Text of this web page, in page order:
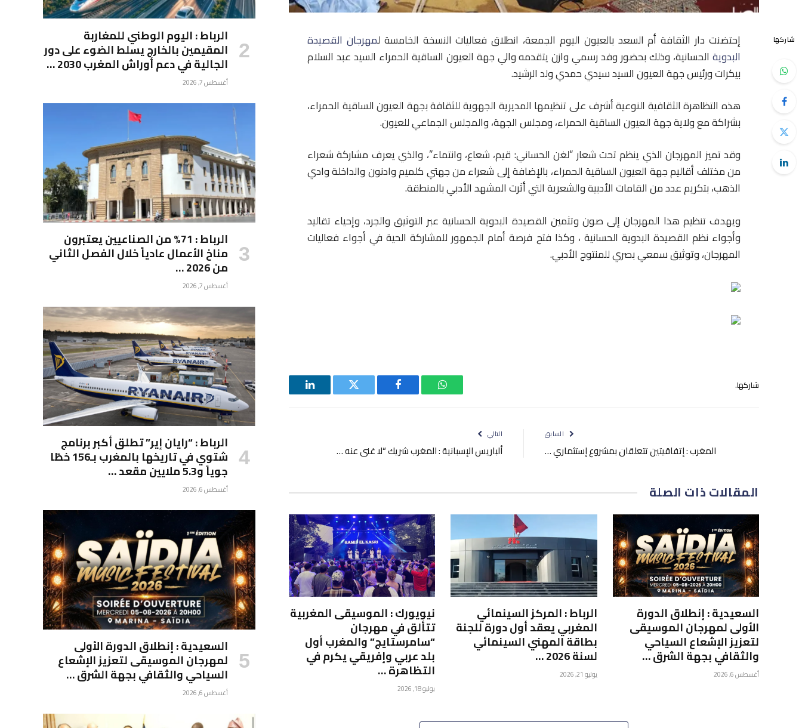
شاركها إحتضنت دار الثقافة أم السعد بالعيون اليوم الجمعة، انطلاق فعاليات النسخة الخامسة لمهرجان القصيدة
البدوية الحسانية، وذلك بحضور وفد رسمي وازن يتقدمه والي جهة العيون الساقية الحمراء السيد عبد السلام
بيكرات ورئيس جهة العيون السيد سيدي حمدي ولد الرشيد.
هذه التظاهرة الثقافية النوعية أشرف على تنظيمها المديرية الجهوية للثقافة بجهة العيون الساقية الحمراء،
بشراكة مع ولاية جهة العيون الساقية الحمراء، ومجلس الجهة، والمجلس الجماعي للعيون.
وقد تميز المهرجان الذي ينظم تحت شعار “لغن الحساني: قيم، شعاع، وانتماء”، والذي يعرف مشاركة شعراء
من مختلف أقاليم جهة العيون الساقية الحمراء، بالإضافة إلى شعراء من جهتي كلميم وادنون والداخلة وادي
الذهب، بتكريم عدد من القامات الأدبية والشعرية التي أثرت المشهد الأدبي بالمنطقة.
ويهدف تنظيم هذا المهرجان إلى صون وتثمين القصيدة البدوية الحسانية عبر التوثيق والجرد، وإحياء تقاليد
وأجواء نظم القصيدة البدوية الحسانية ، وكذا فتح فرصة أمام الجمهور للمشاركة الحية في أجواء فعاليات
المهرجان، وتوثيق سمعي بصري للمنتوج الأدبي.
شاركها.
واتساب فيسبوك تويتر لينكدإن
السابق
المغرب : إتفاقيتين تتعلقان بمشروع إستثماري …
التالي
ألباريس الإسبانية : المغرب شريك “لا غنى عنه …
المقالاتذات الصلة
السعيدية : إنطلاق الدورة
الأولى لمهرجان الموسيقى
لتعزيز الإشعاع السياحي
والثقافي بجهة الشرق …
أغسطس 6, 2026
الرباط : المركز السينمائي
المغربي يعقد أول دورة للجنة
بطاقة المهني السينمائي
لسنة 2026 …
يوليو 21, 2026
نيويورك : الموسيقى المغربية
تتألق في مهرجان
“سامرستايج” والمغرب أول
بلد عربي وإفريقي يكرم في
التظاهرة …
يوليو 18, 2026
الرباط : اليوم الوطني للمغاربة
المقيمين بالخارج يسلط الضوء على دور
الجالية في دعم أوراش المغرب 2030 …
أغسطس 7, 2026
الرباط : 71% من الصناعيين يعتبرون
مناخ الأعمال عادياً خلال الفصل الثاني
من 2026 …
أغسطس 7, 2026
الرباط : “رايان إير” تطلق أكبر برنامج
شتوي في تاريخها بالمغرب بـ156 خطًا
جوياً و5.3 ملايين مقعد …
أغسطس 6, 2026
السعيدية : إنطلاق الدورة الأولى
لمهرجان الموسيقى لتعزيز الإشعاع
السياحي والثقافي بجهة الشرق …
أغسطس 6, 2026